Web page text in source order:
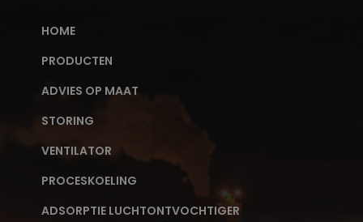
HOME
PRODUCTEN
ADVIES OP MAAT
STORING
VENTILATOR
PROCESKOELING
ADSORPTIE LUCHTONTVOCHTIGER